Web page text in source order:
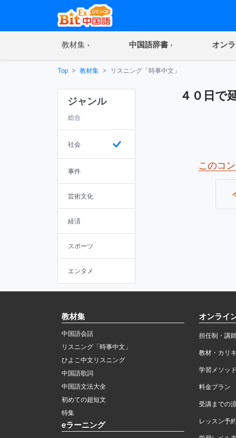
教材集(current) 中国語辞書(current) オン
Top 教材集 リスニング「時事中文」
ジャンル
総合
社会
事件
芸術文化
経済
スポーツ
エンタメ
４０日で
このコ
教材集
中国語会話
リスニング「時事中文」
ひよこ中文リスニング
中国語歌詞
中国語文法大全
初めての超短文
特集
eラーニング
オンライ
担任制・講
教材・カリ
学習メソッド
料金プラン
受講までの
レッスン予約